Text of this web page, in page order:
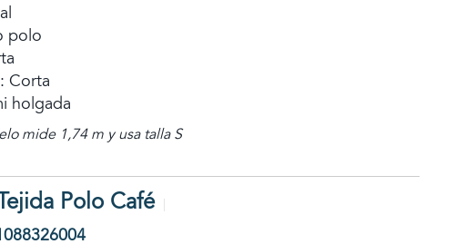
polo
Corta
holgada
mide 1,74 m y usa talla S
Polo Café